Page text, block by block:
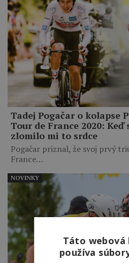
Tadej Pogačar o kolapse
Tour de France 2020:
zlomilo mi to srdce
Pogačar priznal, že svoj prvý
France…
NOVINKY
Táto
používa